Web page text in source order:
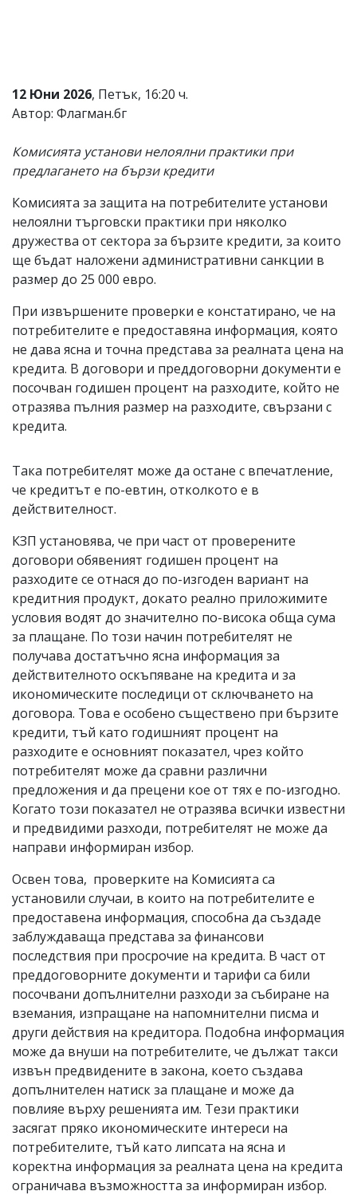
от
читателите
и
не
носи
отговорност
тях!
Ако
обиден
за
вас
коментар,
моля
сигнализирайте
ни!
12 Юни 2026, Петък, 16:20 ч.
Автор: Флагман.бг
Комисията установи нелоялни практики при
предлагането на бързи кредити
Комисията за защита на потребителите установи
нелоялни търговски практики при няколко
дружества от сектора за бързите кредити, за които
ще бъдат наложени административни санкции в
размер до 25 000 евро.
При извършените проверки е констатирано, че на
потребителите е предоставяна информация, която
не дава ясна и точна представа за реалната цена на
кредита. В договори и преддоговорни документи е
посочван годишен процент на разходите, който не
отразява пълния размер на разходите, свързани с
кредита.
Така потребителят може да остане с впечатление,
че кредитът е по-евтин, отколкото е в
действителност.
КЗП установява, че при част от проверените
договори обявеният годишен процент на
разходите се отнася до по-изгоден вариант на
кредитния продукт, докато реално приложимите
условия водят до значително по-висока обща сума
за плащане. По този начин потребителят не
получава достатъчно ясна информация за
действителното оскъпяване на кредита и за
икономическите последици от сключването на
договора. Това е особено съществено при бързите
кредити, тъй като годишният процент на
разходите е основният показател, чрез който
потребителят може да сравни различни
предложения и да прецени кое от тях е по-изгодно.
Когато този показател не отразява всички известни
и предвидими разходи, потребителят не може да
направи информиран избор.
Освен това, проверките на Комисията са
установили случаи, в които на потребителите е
предоставена информация, способна да създаде
заблуждаваща представа за финансови
последствия при просрочие на кредита. В част от
преддоговорните документи и тарифи са били
посочвани допълнителни разходи за събиране на
вземания, изпращане на напомнителни писма и
други действия на кредитора. Подобна информация
може да внуши на потребителите, че дължат такси
извън предвидените в закона, което създава
допълнителен натиск за плащане и може да
повлияе върху решенията им. Тези практики
засягат пряко икономическите интереси на
потребителите, тъй като липсата на ясна и
коректна информация за реалната цена на кредита
ограничава възможността за информиран избор.